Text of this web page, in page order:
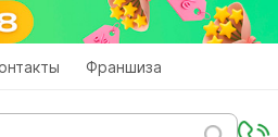
Франшиза